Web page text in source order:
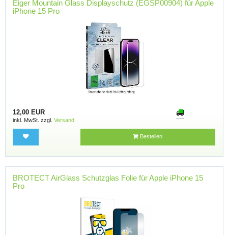
Eiger Mountain Glass Displayschutz (EGSP00904) für Apple
iPhone 15 Pro
12,00 EUR
inkl. MwSt. zzgl. Versand
Bestellen
BROTECT AirGlass Schutzglas Folie für Apple iPhone 15
Pro